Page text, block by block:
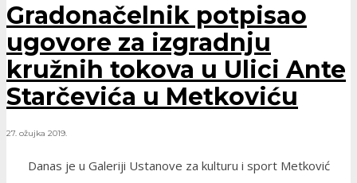
Gradonačelnik potpisao
ugovore za izgradnju
kružnih tokova u Ulici Ante
Starčevića u Metkoviću
27. ožujka 2019.
Danas je u Galeriji Ustanove za kulturu i sport Metković